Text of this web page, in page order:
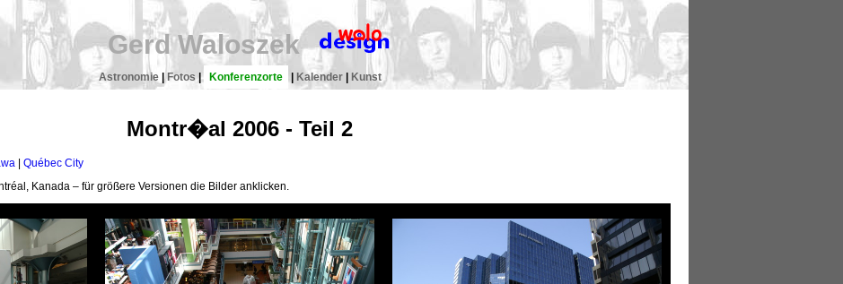
Gerd Waloszek
Astronomie| Fotos| Konferenzorte Kalender| Kunst
Montr�al 2006 - Teil 2
Québec City
Kanada – für größere Versionen die Bilder anklicken.